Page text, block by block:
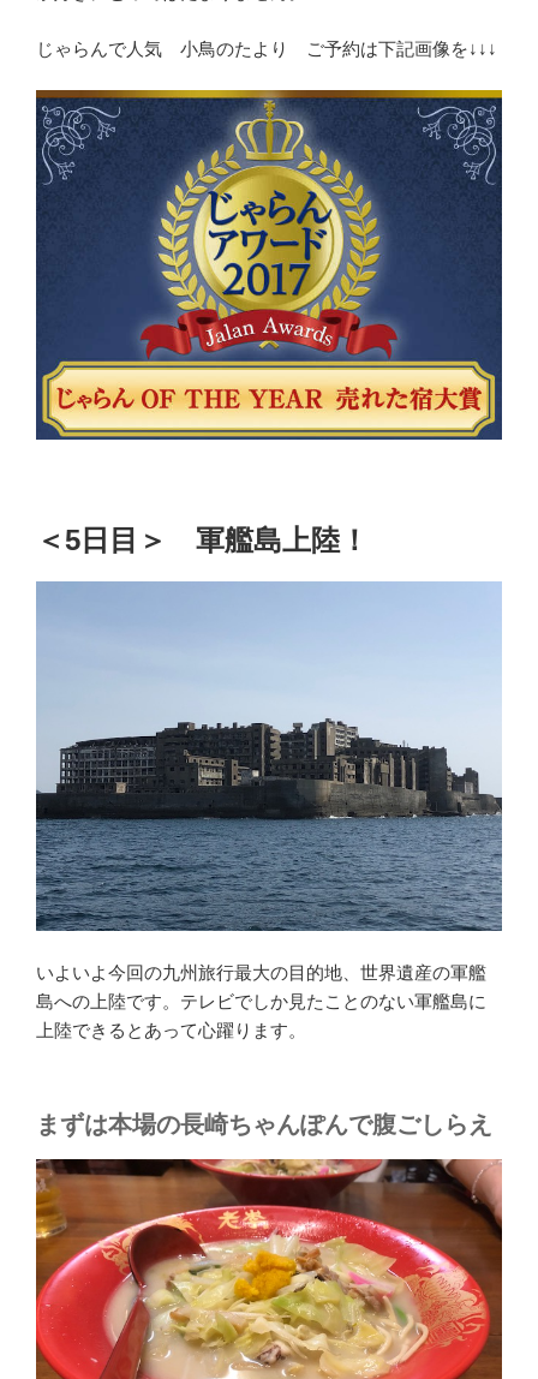
じゃらんで人気 小鳥のたより ご予約は下記画像を↓↓↓
＜5日目＞ 軍艦島上陸！
いよいよ今回の九州旅行最大の目的地、世界遺産の軍艦
島への上陸です。テレビでしか見たことのない軍艦島に
上陸できるとあって心躍ります。
まずは本場の長崎ちゃんぽんで腹ごしらえ